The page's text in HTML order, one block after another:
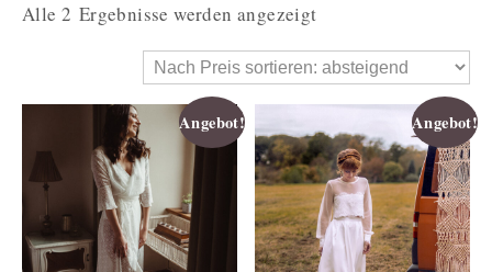
Alle 2 Ergebnisse werden angezeigt
Angebot! Angebot!